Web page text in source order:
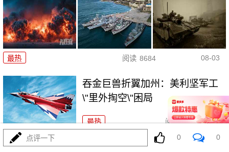
最热 阅读 8684 08-03
吞金巨兽折翼加州：美利坚军工
\"里外掏空\"困局
最热 阅读 6350
波斯的浓缩铀，美利坚是真想
点评一下 0 0